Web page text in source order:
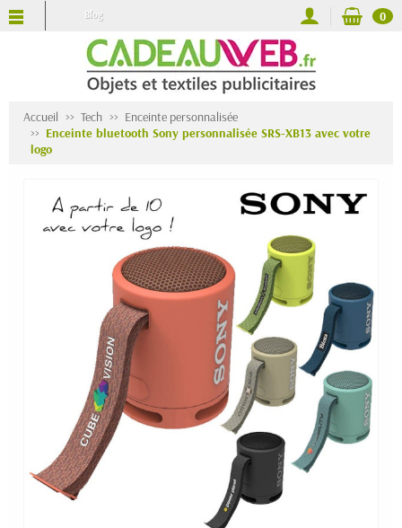
Blog 0
Accueil Tech
Enceinte personnalisée
Enceinte bluetooth Sony personnalisée SRS-XB13 avec votre
logo